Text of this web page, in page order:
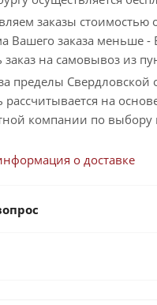
заказы стоимостью
Вашего заказа меньше
на самовывоз из
пределы Свердловской
рассчитывается на
компании по выбору
о доставке